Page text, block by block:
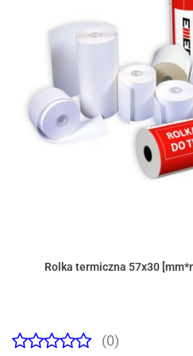
Rolka termiczna 57x30
(0)